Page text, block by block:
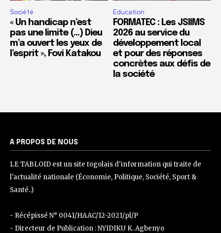
Société
« Un handicap n’est
pas une limite (…) Dieu
m’a ouvert les yeux de
l’esprit », Fovi Katakou
Education
FORMATEC : Les JSIIMS
2026 au service du
développement local
et pour des réponses
concrètes aux défis de
la société
A PROPOS DE NOUS
LE TABLOID est un site togolais d'information qui traite de
l'actualité nationale (Économie, Politique, Société, Sport &
Santé..)
- Récépissé N° 0041/HAAC/12-2021/pl/P
- Directeur de Publication : NYIDIKU K. Agbenyo